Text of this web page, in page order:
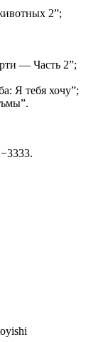
2”;
— Часть 2”;
Я тебя хочу”;